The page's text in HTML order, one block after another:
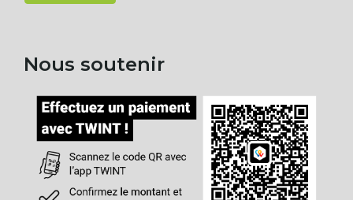
Nous soutenir